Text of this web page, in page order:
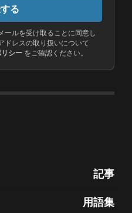
る
ールを受け取ることに同意し
ドレスの取り扱いについて
シー をご確認ください。
記事
用語集